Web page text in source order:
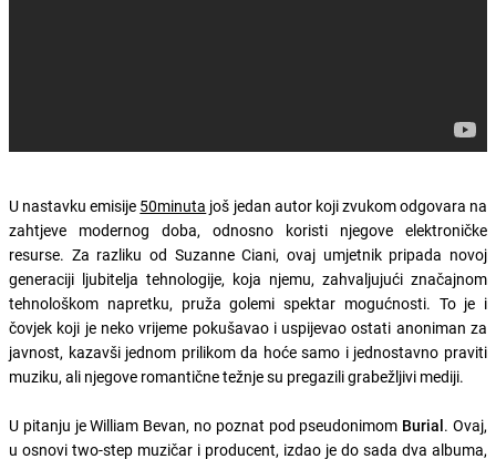
U nastavku emisije 50minuta još jedan autor koji zvukom odgovara na
zahtjeve modernog doba, odnosno koristi njegove elektroničke
resurse. Za razliku od Suzanne Ciani, ovaj umjetnik pripada novoj
generaciji ljubitelja tehnologije, koja njemu, zahvaljujući značajnom
tehnološkom napretku, pruža golemi spektar mogućnosti. To je i
čovjek koji je neko vrijeme pokušavao i uspijevao ostati anoniman za
javnost, kazavši jednom prilikom da hoće samo i jednostavno praviti
muziku, ali njegove romantične težnje su pregazili grabežljivi mediji.
U pitanju je William Bevan, no poznat pod pseudonimom Burial. Ovaj,
u osnovi two-step muzičar i producent, izdao je do sada dva albuma,